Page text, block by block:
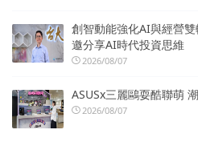
創智動能強化AI與經營
邀分享AI時代投資思維
2026/08/07
ASUSx三麗鷗耍酷聯萌
2026/08/07